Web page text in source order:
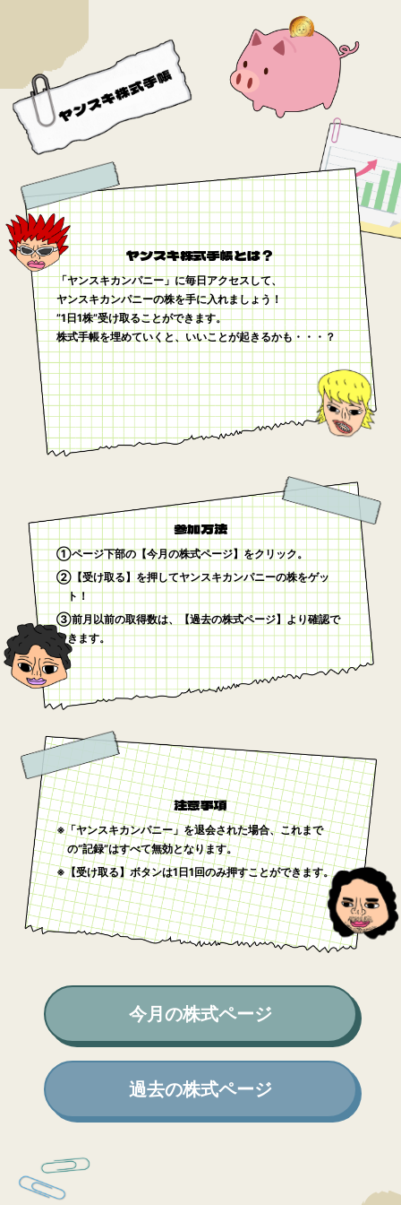
ヤンスキ株式手帳とは？
「ヤンスキカンパニー」に毎日アクセスして、
ヤンスキカンパニーの株を手に入れましょう！
”1日1株”受け取ることができます。
株式手帳を埋めていくと、いいことが起きるかも・・・？
参加方法
①ページ下部の【今月の株式ページ】をクリック。
②【受け取る】を押してヤンスキカンパニーの株をゲッ
ト！
③前月以前の取得数は、【過去の株式ページ】より確認で
きます。
注意事項
※「ヤンスキカンパニー」を退会された場合、これまで
の“記録”はすべて無効となります。
※【受け取る】ボタンは1日1回のみ押すことができます。
今月の株式ページ
過去の株式ページ